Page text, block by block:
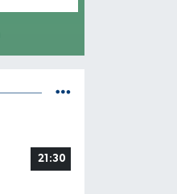
21:30